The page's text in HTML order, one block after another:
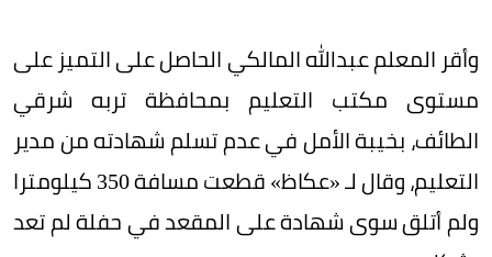
وأقر المعلم عبدالله المالكي الحاصل على التميز على
مستوى مكتب التعليم بمحافظة تربه شرقي
الطائف، بخيبة الأمل في عدم تسلم شهادته من مدير
التعليم، وقال لـ «عكاظ» قطعت مسافة 350 كيلومترا
ولم أتلق سوى شهادة على المقعد في حفلة لم تعد